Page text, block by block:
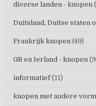
diverse landen - knopen
Duitsland, Duitse staten
Frankrijk knopen (49)
GB en Ierland - knopen
informatief (11)
knopen met andere